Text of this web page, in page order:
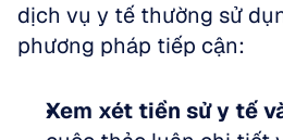
dịch vụ y tế thường sử
phương pháp tiếp cận:
Xem xét tiền sử y tế